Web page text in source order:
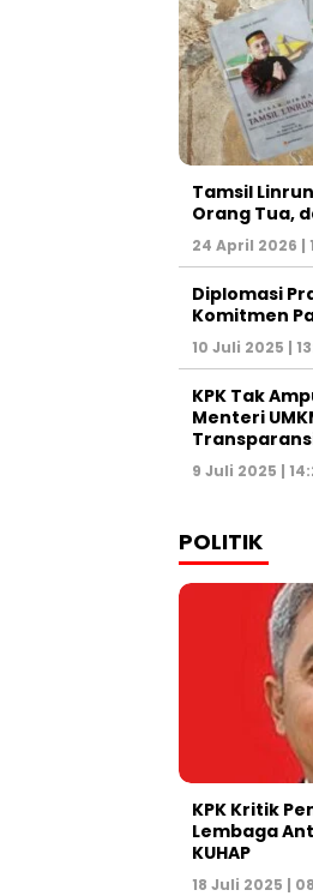
Tamsil
Orang Tua,
24 April 2026 |
Diplomasi
Komitmen
10 Juli 2025 |
KPK Tak
Menteri
9 Juli 2025 |
POLITIK
KPK Kritik
Lembaga
KUHAP
18 Juli 2025 |